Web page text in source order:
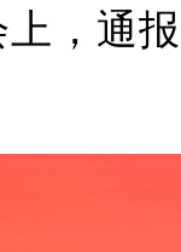
，通